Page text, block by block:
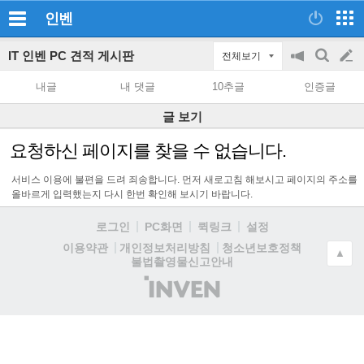
인벤
IT 인벤 PC 견적 게시판 전체보기
공
on/off
검
색
글
쓰
기
내글 내 댓글 10추글 인증글
글 보기
요청하신 페이지를 찾을 수 없습니다.
서비스 이용에 불편을 드려 죄송합니다. 먼저 새로고침 해보시고 페이지의 주소를
올바르게 입력했는지 다시 한번 확인해 보시기 바랍니다.
로그인 PC화면 퀵링크
설정
이용약관
개인정보처리방침
청소년보호정책
불법촬영물신고안내
(주)
인
▲